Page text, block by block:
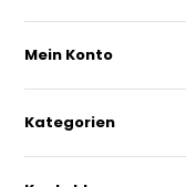
Mein Konto
Kategorien